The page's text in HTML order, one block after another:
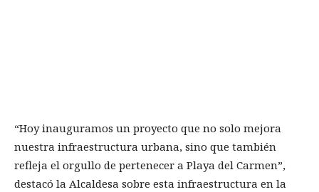
“Hoy inauguramos un proyecto que no solo mejora
nuestra infraestructura urbana, sino que también
refleja el orgullo de pertenecer a Playa del Carmen”,
destacó la Alcaldesa sobre esta infraestructura en la